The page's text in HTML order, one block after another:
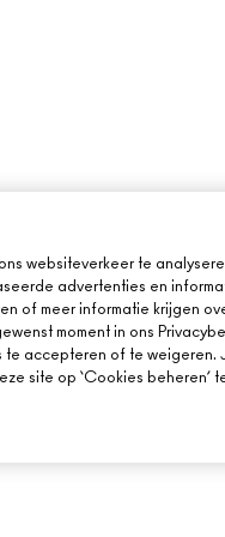
websiteverkeer te
advertenties en
of meer informatie krijgen
moment in ons
accepteren of te weigeren.
site op ‘Cookies beheren’